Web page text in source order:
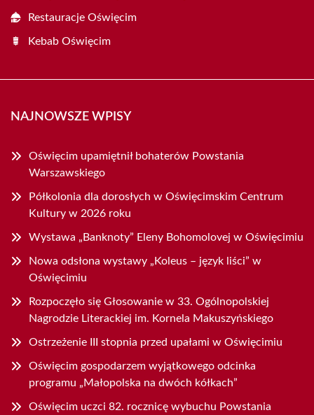
Restauracje Oświęcim
Kebab Oświęcim
NAJNOWSZE WPISY
Oświęcim upamiętnił bohaterów Powstania
Warszawskiego
Półkolonia dla dorosłych w Oświęcimskim Centrum
Kultury w 2026 roku
Wystawa „Banknoty” Eleny Bohomolovej w Oświęcimiu
Nowa odsłona wystawy „Koleus – język liści” w
Oświęcimiu
Rozpoczęło się Głosowanie w 33. Ogólnopolskiej
Nagrodzie Literackiej im. Kornela Makuszyńskiego
Ostrzeżenie III stopnia przed upałami w Oświęcimiu
Oświęcim gospodarzem wyjątkowego odcinka
programu „Małopolska na dwóch kółkach”
Oświęcim uczci 82. rocznicę wybuchu Powstania